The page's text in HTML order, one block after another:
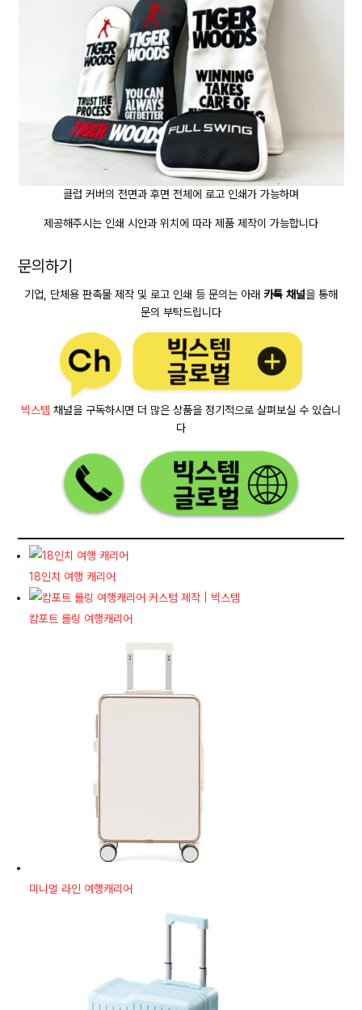
클럽 커버의 전면과 후면 전체에 로고 인쇄가 가능하며
제공해주시는 인쇄 시안과 위치에 따라 제품 제작이 가능합니다
문의하기
기업, 단체용 판촉물 제작 및 로고 인쇄 등 문의는 아래 카톡 채널을 통해
문의 부탁드립니다
빅스템 채널을 구독하시면 더 많은 상품을 정기적으로 살펴보실 수 있습니
다
18인치 여행 캐리어
캄포트 롤링 여행캐리어
미니멀 라인 여행캐리어